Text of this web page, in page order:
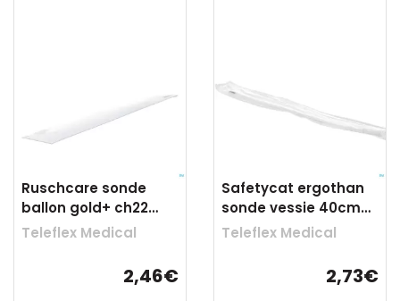
Ruschcare sonde
ballon gold+ ch22
40cm 850002
Teleflex Medical
2,46€
Safetycat ergothan
sonde vessie 40cm
ch14 1 220822
Teleflex Medical
2,73€